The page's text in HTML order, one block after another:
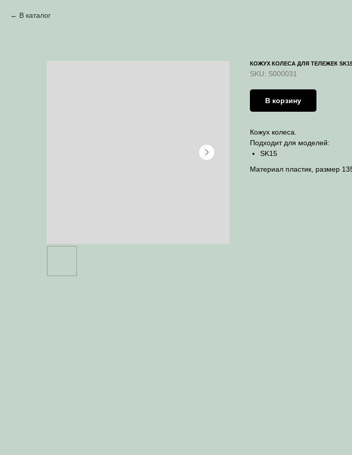
В каталог
КОЖУХ КОЛЕСА ДЛЯ ТЕЛЕЖЕК
SKU: S000031
В корзину
Кожух колеса.
Подходит для моделей:
SK15
Материал пластик, размер